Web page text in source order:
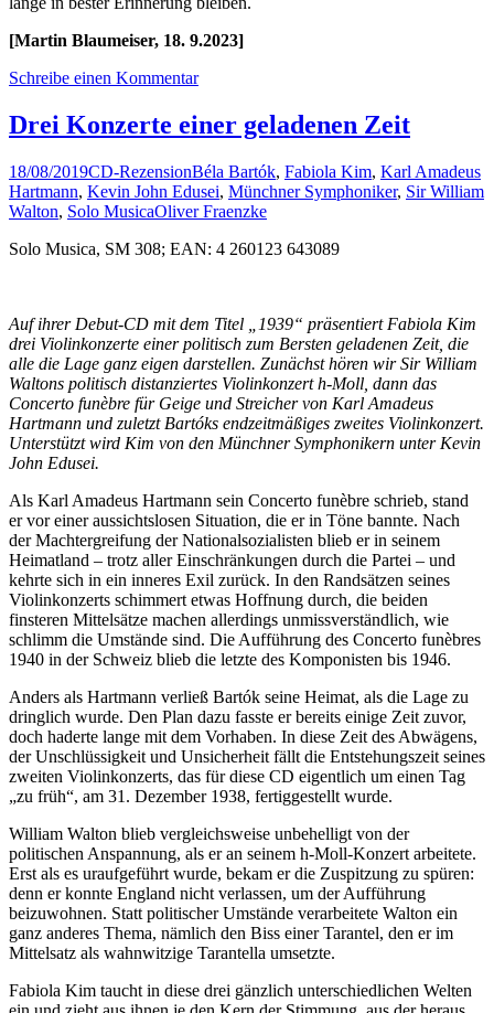
[Martin Blaumeiser, 18. 9.2023]
Schreibe einen Kommentar
Drei Konzerte einer geladenen Zeit
18/08/2019CD-RezensionBéla Bartók, Fabiola Kim, Karl Amadeus
Hartmann, Kevin John Edusei, Münchner Symphoniker, Sir William
Walton, Solo MusicaOliver Fraenzke
Solo Musica, SM 308; EAN: 4 260123 643089
Auf ihrer Debut-CD mit dem Titel „1939“ präsentiert Fabiola Kim
drei Violinkonzerte einer politisch zum Bersten geladenen Zeit, die
alle die Lage ganz eigen darstellen. Zunächst hören wir Sir William
Waltons politisch distanziertes Violinkonzert h-Moll, dann das
Concerto funèbre für Geige und Streicher von Karl Amadeus
Hartmann und zuletzt Bartóks endzeitmäßiges zweites Violinkonzert.
Unterstützt wird Kim von den Münchner Symphonikern unter Kevin
John Edusei.
Als Karl Amadeus Hartmann sein Concerto funèbre schrieb, stand
er vor einer aussichtslosen Situation, die er in Töne bannte. Nach
der Machtergreifung der Nationalsozialisten blieb er in seinem
Heimatland – trotz aller Einschränkungen durch die Partei – und
kehrte sich in ein inneres Exil zurück. In den Randsätzen seines
Violinkonzerts schimmert etwas Hoffnung durch, die beiden
finsteren Mittelsätze machen allerdings unmissverständlich, wie
schlimm die Umstände sind. Die Aufführung des Concerto funèbres
1940 in der Schweiz blieb die letzte des Komponisten bis 1946.
Anders als Hartmann verließ Bartók seine Heimat, als die Lage zu
dringlich wurde. Den Plan dazu fasste er bereits einige Zeit zuvor,
doch haderte lange mit dem Vorhaben. In diese Zeit des Abwägens,
der Unschlüssigkeit und Unsicherheit fällt die Entstehungszeit seines
zweiten Violinkonzerts, das für diese CD eigentlich um einen Tag
„zu früh“, am 31. Dezember 1938, fertiggestellt wurde.
William Walton blieb vergleichsweise unbehelligt von der
politischen Anspannung, als er an seinem h-Moll-Konzert arbeitete.
Erst als es uraufgeführt wurde, bekam er die Zuspitzung zu spüren:
denn er konnte England nicht verlassen, um der Aufführung
beizuwohnen. Statt politischer Umstände verarbeitete Walton ein
ganz anderes Thema, nämlich den Biss einer Tarantel, den er im
Mittelsatz als wahnwitzige Tarantella umsetzte.
Fabiola Kim taucht in diese drei gänzlich unterschiedlichen Welten